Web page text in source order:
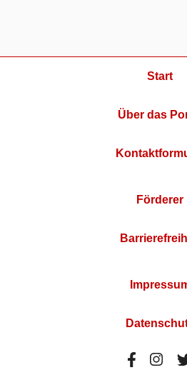
Start
Über das
Förderer